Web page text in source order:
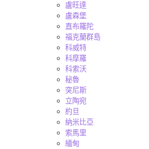
盧旺達
盧森堡
直布羅陀
福克蘭群島
科威特
科摩羅
科索沃
秘魯
突尼斯
立陶宛
約旦
納米比亞
索馬里
緬甸